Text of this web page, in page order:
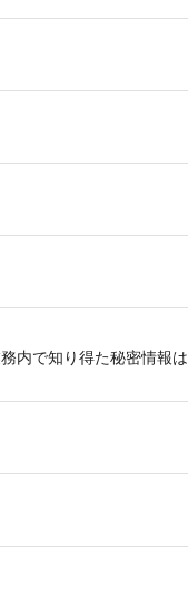
内で知り得た秘密情報